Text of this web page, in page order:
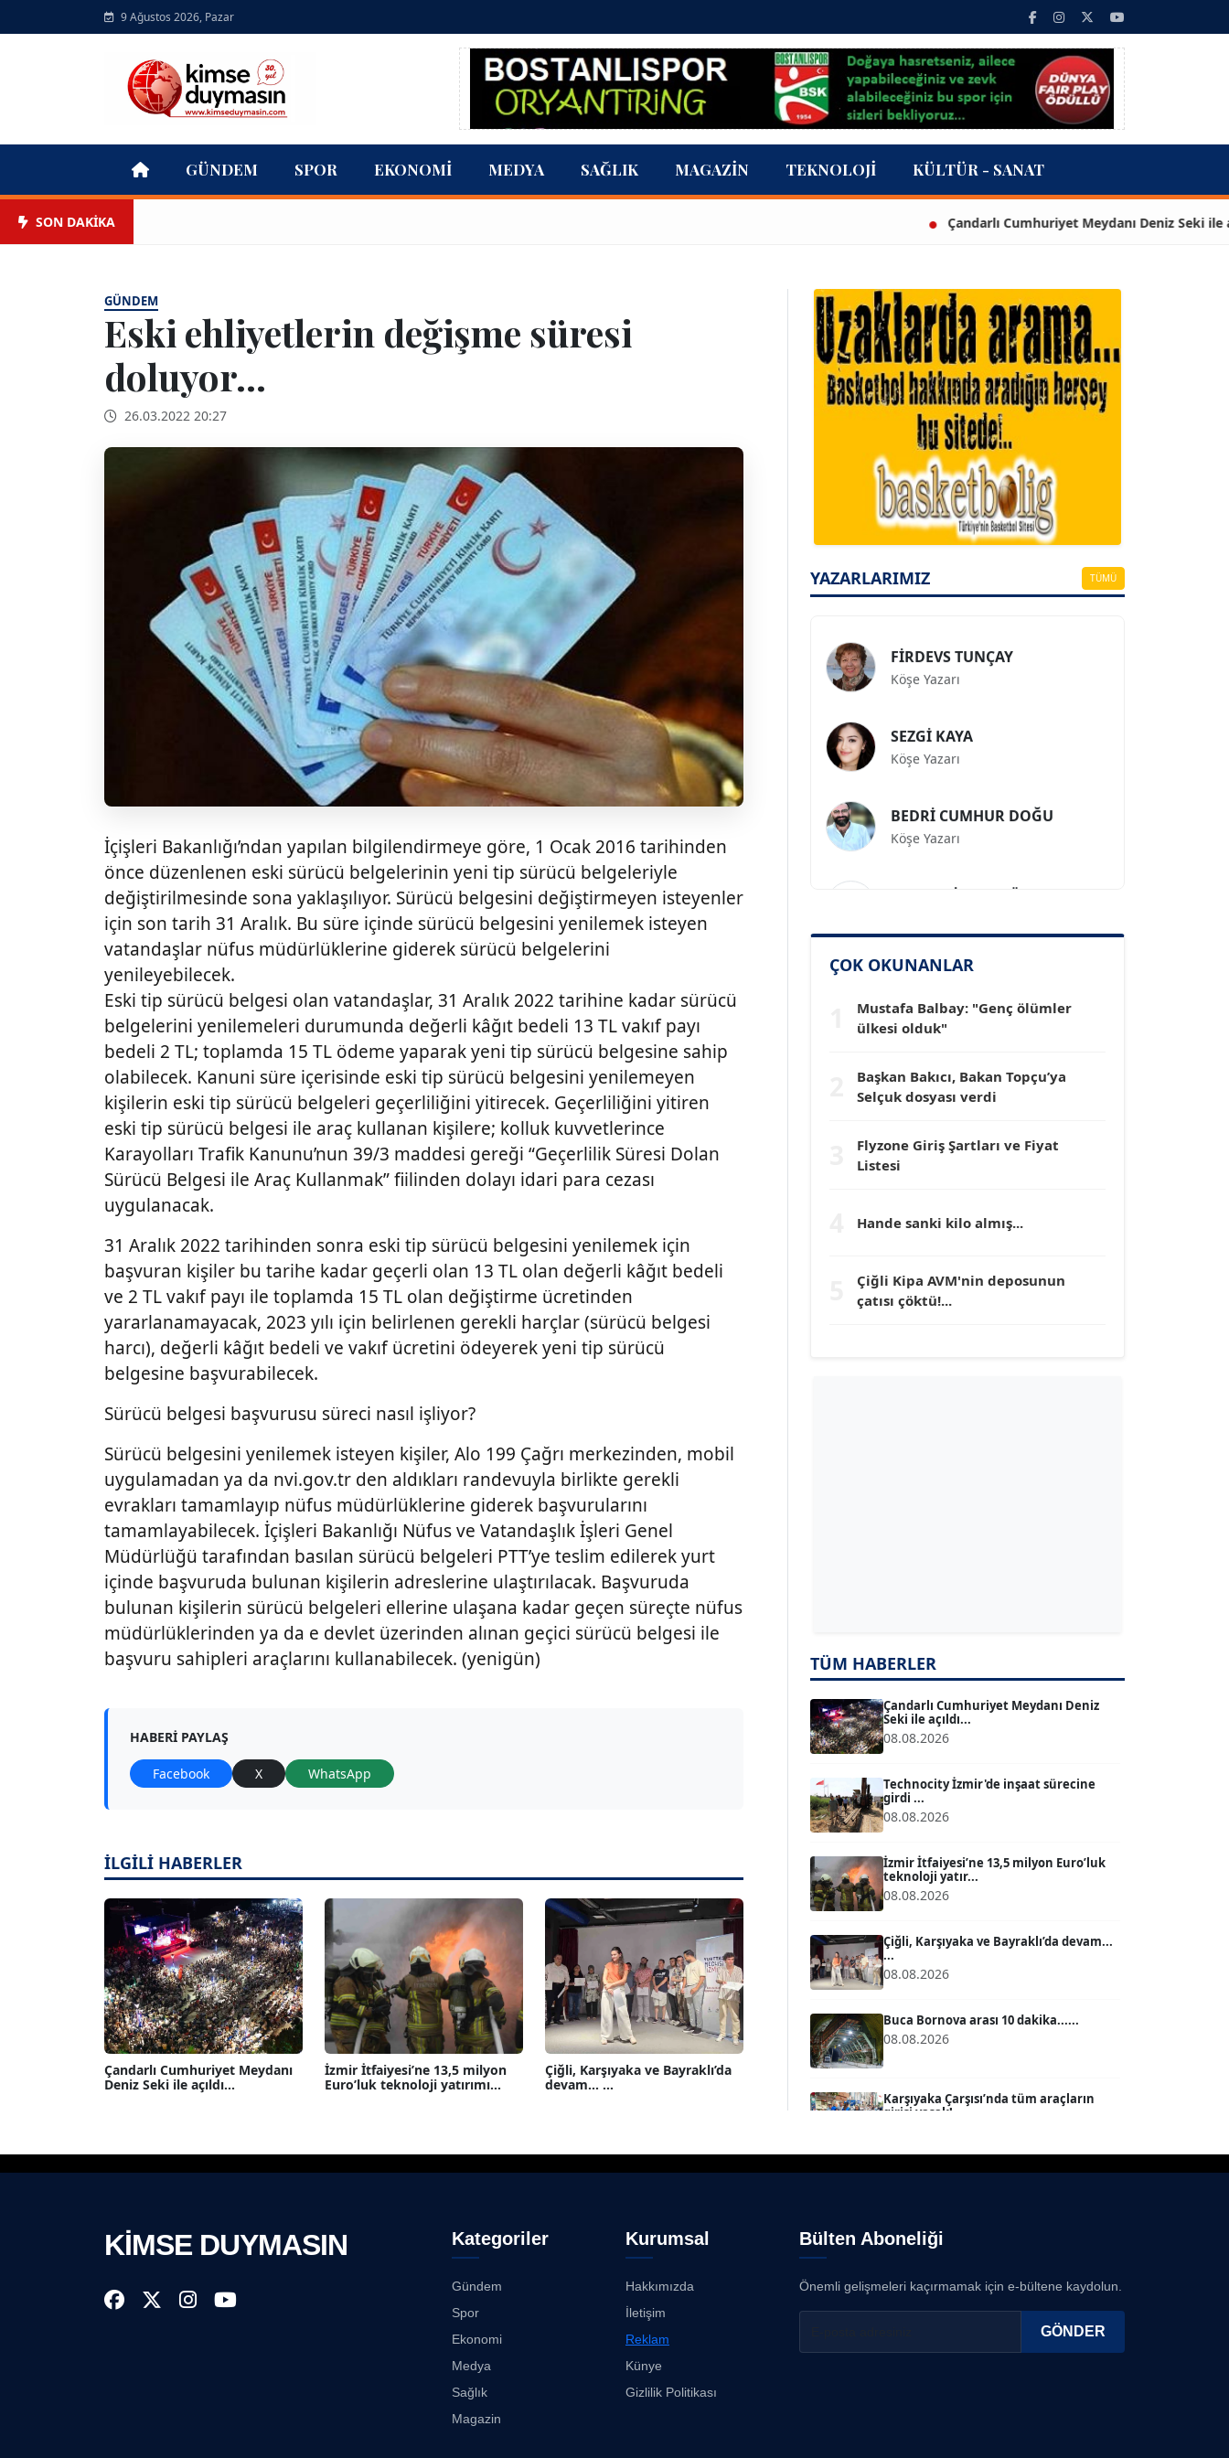
9 Ağustos 2026, Pazar
GÜNDEM SPOR EKONOMI MEDYA SAĞLIK MAGAZIN TEKNOLOJI KÜLTÜR - SANAT
SON DAKİKA Çandarlı Cumhuriyet Meydanı Deniz Seki ile açıldı
GÜNDEM
Eski ehliyetlerin değişme süresi
doluyor...
26.03.2022 20:27
İçişleri Bakanlığı’ndan yapılan bilgilendirmeye göre, 1 Ocak 2016 tarihinden
önce düzenlenen eski sürücü belgelerinin yeni tip sürücü belgeleriyle
değiştirilmesinde sona yaklaşılıyor. Sürücü belgesini değiştirmeyen isteyenler
için son tarih 31 Aralık. Bu süre içinde sürücü belgesini yenilemek isteyen
vatandaşlar nüfus müdürlüklerine giderek sürücü belgelerini
yenileyebilecek.
Eski tip sürücü belgesi olan vatandaşlar, 31 Aralık 2022 tarihine kadar sürücü
belgelerini yenilemeleri durumunda değerli kâğıt bedeli 13 TL vakıf payı
bedeli 2 TL; toplamda 15 TL ödeme yaparak yeni tip sürücü belgesine sahip
olabilecek. Kanuni süre içerisinde eski tip sürücü belgesini yenilemeyen
kişilerin eski tip sürücü belgeleri geçerliliğini yitirecek. Geçerliliğini yitiren
eski tip sürücü belgesi ile araç kullanan kişilere; kolluk kuvvetlerince
Karayolları Trafik Kanunu’nun 39/3 maddesi gereği “Geçerlilik Süresi Dolan
Sürücü Belgesi ile Araç Kullanmak” fiilinden dolayı idari para cezası
uygulanacak.
31 Aralık 2022 tarihinden sonra eski tip sürücü belgesini yenilemek için
başvuran kişiler bu tarihe kadar geçerli olan 13 TL olan değerli kâğıt bedeli
ve 2 TL vakıf payı ile toplamda 15 TL olan değiştirme ücretinden
yararlanamayacak, 2023 yılı için belirlenen gerekli harçlar (sürücü belgesi
harcı), değerli kâğıt bedeli ve vakıf ücretini ödeyerek yeni tip sürücü
belgesine başvurabilecek.
Sürücü belgesi başvurusu süreci nasıl işliyor?
Sürücü belgesini yenilemek isteyen kişiler, Alo 199 Çağrı merkezinden, mobil
uygulamadan ya da nvi.gov.tr den aldıkları randevuyla birlikte gerekli
evrakları tamamlayıp nüfus müdürlüklerine giderek başvurularını
tamamlayabilecek. İçişleri Bakanlığı Nüfus ve Vatandaşlık İşleri Genel
Müdürlüğü tarafından basılan sürücü belgeleri PTT’ye teslim edilerek yurt
içinde başvuruda bulunan kişilerin adreslerine ulaştırılacak. Başvuruda
bulunan kişilerin sürücü belgeleri ellerine ulaşana kadar geçen süreçte nüfus
müdürlüklerinden ya da e devlet üzerinden alınan geçici sürücü belgesi ile
başvuru sahipleri araçlarını kullanabilecek. (yenigün)
HABERI PAYLAŞ
Facebook X WhatsApp
İLGİLİ HABERLER
Çandarlı Cumhuriyet Meydanı
Deniz Seki ile açıldı...
İzmir İtfaiyesi’ne 13,5 milyon
Euro’luk teknoloji yatırımı...
Çiğli, Karşıyaka ve Bayraklı’da
devam... ...
YAZARLARIMIZ TÜMÜ
A. BAHRİ VRESKALA
Köşe Yazarı
Köşe Yazarı
Köşe Yazarı
Köşe Yazarı
Köşe Yazarı
Köşe Yazarı
Köşe Yazarı
Dr. HAKAN TARTAN
Prof. Dr. YÜCEL OCAK
Köşe Yazarı
T TUĞÇE TUĞSAVUL BAYSOY
ATİLLA KÖPRÜLÜOĞLU
BÜLENT GÜRLÜK
MERT ERBOY
B
Köşe Yazarı
D
ÇOK OKUNANLAR
Mustafa Balbay: "Genç ölümler
ülkesi olduk"
Başkan Bakıcı, Bakan Topçu’ya
Selçuk dosyası verdi
Flyzone Giriş Şartları ve Fiyat
Listesi
Hande sanki kilo almış...
Çiğli Kipa AVM'nin deposunun
çatısı çöktü!...
TÜM HABERLER
Çandarlı Cumhuriyet Meydanı Deniz
Seki ile açıldı...
08.08.2026
Technocity İzmir'de inşaat sürecine
girdi ...
08.08.2026
İzmir İtfaiyesi’ne 13,5 milyon Euro’luk
teknoloji yatır...
08.08.2026
Çiğli, Karşıyaka ve Bayraklı’da devam...
...
08.08.2026
Buca Bornova arası 10 dakika......
08.08.2026
Karşıyaka Çarşısı’nda tüm araçların
girişi yasak!...
Mert Demir Grammy'de jüri......
08.08.2026
Buca Kent Belleği Sergisi’nde eğlenceli
keşif yolculuğu...
KİMSE DUYMASIN Kategoriler
Gündem
Spor
Ekonomi
Medya
Sağlık
Magazin
Kurumsal
Hakkımızda
İletişim
Reklam
Künye
Gizlilik Politikası
Bülten Aboneliği
Önemli gelişmeleri kaçırmamak için e-bültene kaydolun.
GÖNDER